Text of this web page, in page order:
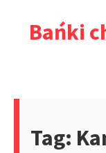
Bańki
Tag: